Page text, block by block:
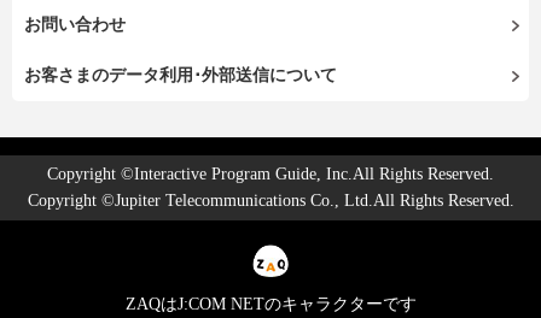
お問い合わせ
お客さまのデータ利用･外部送信について
Copyright ©Interactive Program Guide, Inc.All Rights Reserved.
Copyright ©Jupiter Telecommunications Co., Ltd.All Rights Reserved.
ZAQはJ:COM NETのキャラクターです